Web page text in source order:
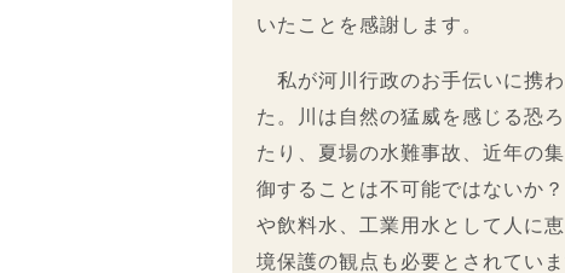
いたことを感謝します。
私が河川行政のお手伝いに携
た。川は自然の猛威を感じる恐
たり、夏場の水難事故、近年の
御することは不可能ではないか
や飲料水、工業用水として人に
境保護の観点も必要とされてい